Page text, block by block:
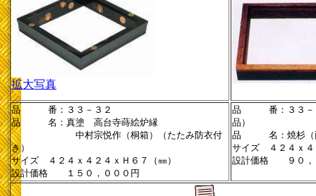
拡大写真
品 番：３３－３２
品 名：真塗 高台寺蒔絵炉縁
中村宗悦作（桐箱）（たたみ防衣付
き）
サイズ ４２４ｘ４２４ｘＨ６７（㎜）
設計価格 １５０，０００円
品 番：３３－
品）
品 名：焼杉（
サイズ ４２４ｘ４
設計価格 ９０，